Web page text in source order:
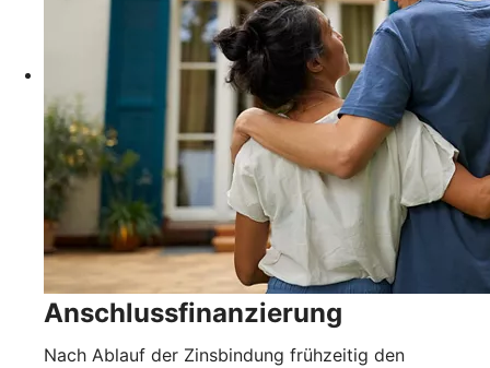
Anschlussfinanzierung
Nach Ablauf der Zinsbindung frühzeitig den